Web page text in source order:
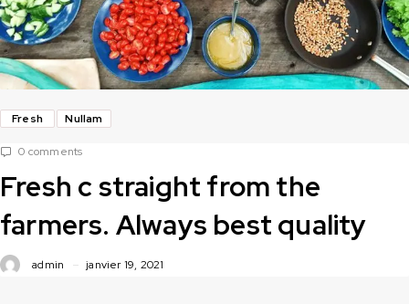
Fresh Nullam
0 comments
Fresh c straight from the
farmers. Always best quality
admin janvier 19, 2021